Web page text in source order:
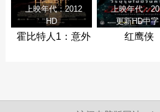
上映年代：2012
HD
霍比特人1：意外
上映年代：
更新HD中字
红鹰侠